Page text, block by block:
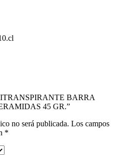
BARRA
45 GR.”
no será publicada. Los campos
*